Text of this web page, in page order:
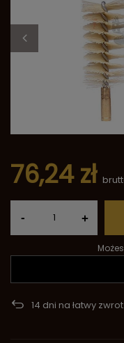
76,24 zł
- +
14 dni na łatwy zwrot